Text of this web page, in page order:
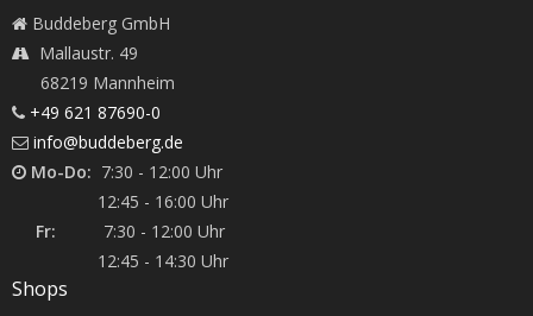
Buddeberg GmbH
Mallaustr. 49
68219 Mannheim
+49 621 87690-0
info@buddeberg.de
Mo-Do: 7:30 - 12:00 Uhr
12:45 - 16:00 Uhr
Fr: 7:30 - 12:00 Uhr
12:45 - 14:30 Uhr
Shops